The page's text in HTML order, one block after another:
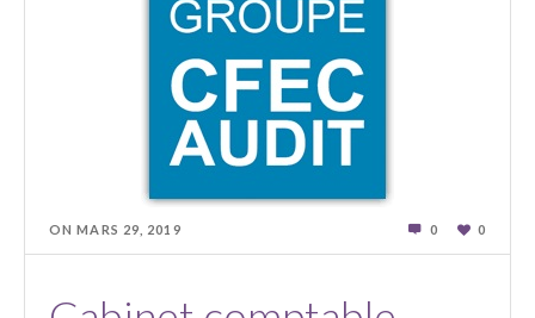
ONMARS 29 2019 0 0